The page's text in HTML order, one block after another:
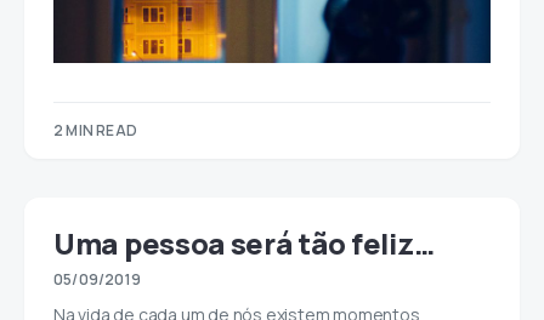
2 MIN READ
Uma pessoa será tão feliz…
05/09/2019
Na vida de cada um de nós existem momentos